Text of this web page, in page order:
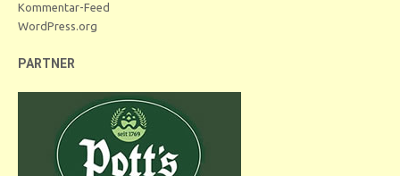
Kommentar-Feed
WordPress.org
PARTNER